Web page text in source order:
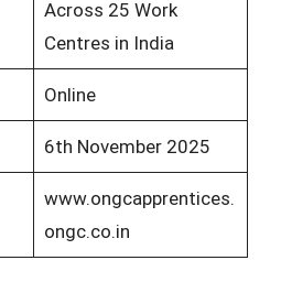
Across 25 Work
Centres in India
Online
6th November 2025
www.ongcapprentices.
ongc.co.in